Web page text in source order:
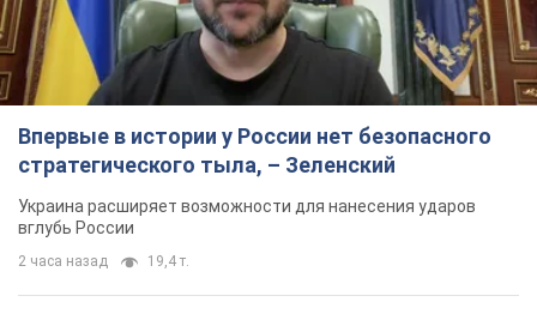
Впервые в истории у России нет безопасного
стратегического тыла, – Зеленский
Украина расширяет возможности для нанесения ударов
вглубь России
2 часа назад 19,4 т.